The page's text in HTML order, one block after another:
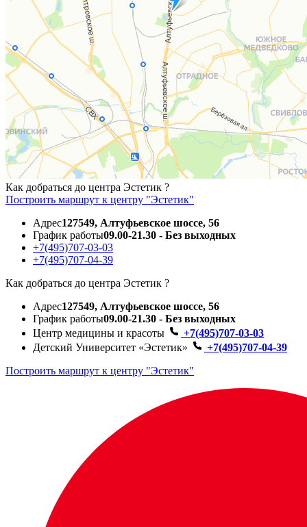
Как добраться до центра Эстетик ?
Построить маршрут к центру "Эстетик"
Адрес127549, Алтуфьевское шоссе, 56
График работы09.00-21.30 - Без выходных
+7(495)707-03-03
+7(495)707-04-39
Как добраться до центра Эстетик ?
Адрес127549, Алтуфьевское шоссе, 56
График работы09.00-21.30 - Без выходных
Центр медицины и красоты
+7(495)707-03-03
Детский Университет «Эстетик»
+7(495)707-04-39
Построить маршрут к центру "Эстетик"